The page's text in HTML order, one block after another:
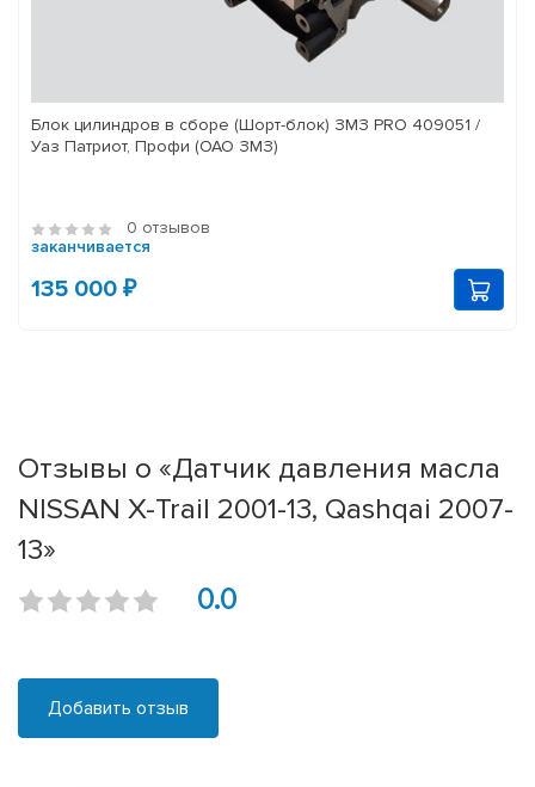
Блок цилиндров в сборе (Шорт-блок) ЗМЗ PRO 409051 /
Уаз Патриот, Профи (ОАО ЗМЗ)
0 отзывов
заканчивается
135 000 ₽
Отзывы о «Датчик давления масла
NISSAN X-Trail 2001-13, Qashqai 2007-
13»
0.0
Добавить отзыв